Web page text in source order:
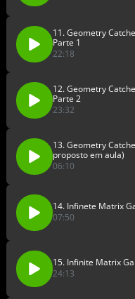
11. Geometry
Parte 1
22:18
12. Geometry
Parte 2
23:32
13. Geometry
proposto em aula)
06:10
14. Infinete Matrix
07:50
15. Infinite Matrix
24:13